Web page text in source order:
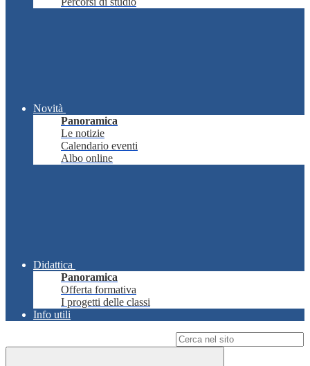
Novità
Panoramica
Le notizie
Calendario eventi
Albo online
Didattica
Panoramica
Offerta formativa
I progetti delle classi
Info utili